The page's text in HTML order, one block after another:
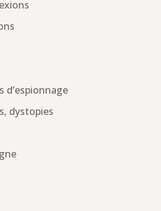
d’espionnage
dystopies